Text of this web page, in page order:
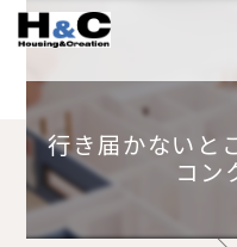
行き届かないと
コン